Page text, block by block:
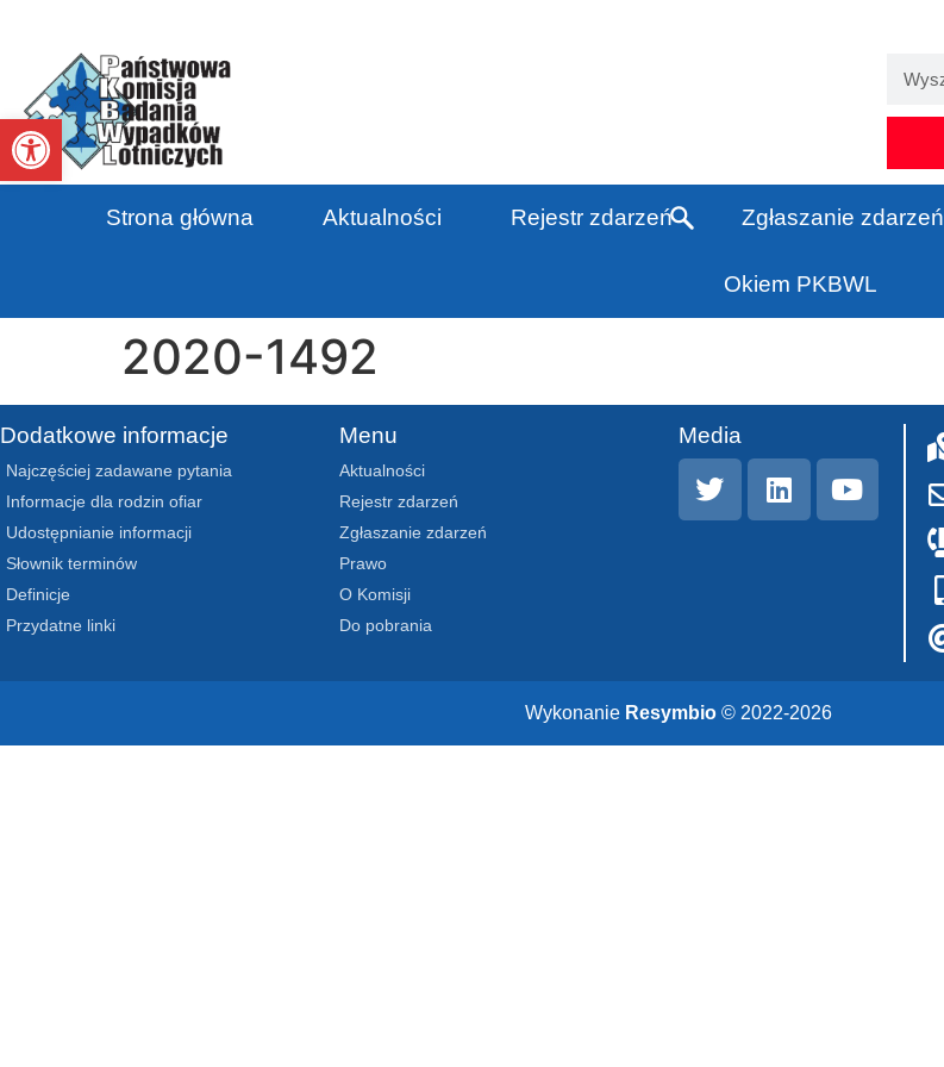
Otwórz pasek narzędzi
Strona główna Aktualności Rejestr zdarzeń Zgłaszanie zdarzeń
Okiem PKBWL
2020-1492
Dodatkowe informacje
Najczęściej zadawane pytania
Informacje dla rodzin ofiar
Udostępnianie informacji
Słownik terminów
Definicje
Przydatne linki
Menu
Aktualności
Rejestr zdarzeń
Zgłaszanie zdarzeń
Prawo
O Komisji
Do pobrania
Media
Wykonanie Resymbio © 2022-2026